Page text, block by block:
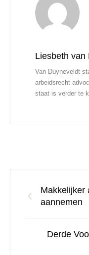
Liesbeth van
Van Duyneveldt
arbeidsrecht
staat is verder te
Makkelijker
aannemen
Derde